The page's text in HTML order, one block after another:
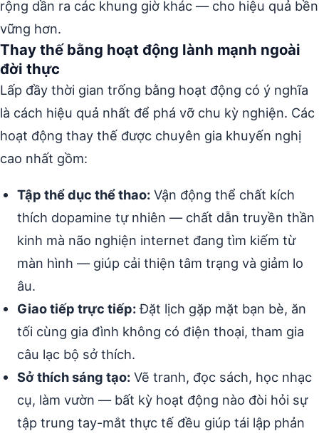
rộng dần ra các khung giờ khác — cho hiệu quả bền
vững hơn.
Thay thế bằng hoạt động lành mạnh ngoài
đời thực
Lấp đầy thời gian trống bằng hoạt động có ý nghĩa
là cách hiệu quả nhất để phá vỡ chu kỳ nghiện. Các
hoạt động thay thế được chuyên gia khuyến nghị
cao nhất gồm:
Tập thể dục thể thao: Vận động thể chất kích
thích dopamine tự nhiên — chất dẫn truyền thần
kinh mà não nghiện internet đang tìm kiếm từ
màn hình — giúp cải thiện tâm trạng và giảm lo
âu.
Giao tiếp trực tiếp:Đặt lịch gặp mặt bạn bè, ăn
tối cùng gia đình không có điện thoại, tham gia
câu lạc bộ sở thích.
Sở thích sáng tạo: Vẽ tranh, đọc sách, học nhạc
cụ, làm vườn — bất kỳ hoạt động nào đòi hỏi sự
tập trung tay-mắt thực tế đều giúp tái lập phản